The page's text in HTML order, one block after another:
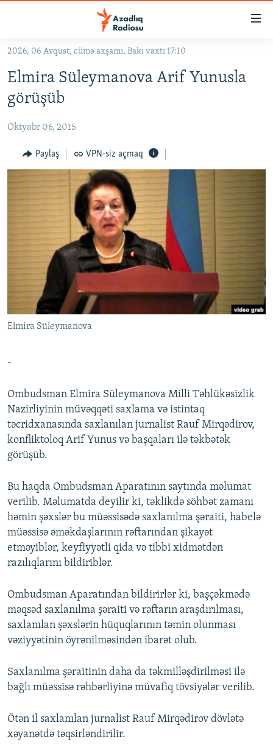
Əsas
qayıt
Əsas
naviqasiyaya
qayıt
KORRUPSIOMETR
#ƏSLINDƏ
FƏRQƏ BAX
QANUNI DOĞRU
ARAŞDIRMA
MULTIMEDIA
FOTOQALEREYA
İNFOQRAFIKA
KARIKATURA
RADIO ARXIV
OXU ZALI
AZƏRBAYCAN ƏDƏBIYYATI KITABXANASI
İSLAM VƏ DEMOKRATIYA
İZ - MƏDƏNIYYƏT PROQRAMI
HAQQIMIZDA
MISSIYAMIZ
PEŞƏ ETIKASI VƏ JURNALISTIKA STANDARTLARIMIZ
MATERIALLARIMIZDAN ISTIFADƏ
XƏBƏR BÜLLETENLƏRIMIZ
BIZI IZLƏ
2026, 06 Avqust, cümə axşamı, Bakı vaxtı 17:10
Elmira Süleymanova Arif Yunusla
görüşüb
Oktyabr 06, 2015
Paylaş VPN-siz açmaq
Elmira Süleymanova
-
Ombudsman Elmira Süleymanova Milli Təhlükəsizlik
Nazirliyinin müvəqqəti saxlama və istintaq
təcridxanasında saxlanılan jurnalist Rauf Mirqədirov,
konfliktoloq Arif Yunus və başqaları ilə təkbətək
görüşüb.
Bu haqda Ombudsman Aparatının saytında məlumat
verilib. Məlumatda deyilir ki, təklikdə söhbət zamanı
həmin şəxslər bu müəssisədə saxlanılma şəraiti, habelə
müəssisə əməkdaşlarının rəftarından şikayət
etməyiblər, keyfiyyətli qida və tibbi xidmətdən
razılıqlarını bildiriblər.
Ombudsman Aparatından bildirirlər ki, başçəkmədə
məqsəd saxlanılma şəraiti və rəftarın araşdırılması,
saxlanılan şəxslərin hüquqlarının təmin olunması
vəziyyətinin öyrənilməsindən ibarət olub.
Saxlanılma şəraitinin daha da təkmilləşdirilməsi ilə
bağlı müəssisə rəhbərliyinə müvafiq tövsiyələr verilib.
Ötən il saxlanılan jurnalist Rauf Mirqədirov dövlətə
xəyanətdə təqsirləndirilir.